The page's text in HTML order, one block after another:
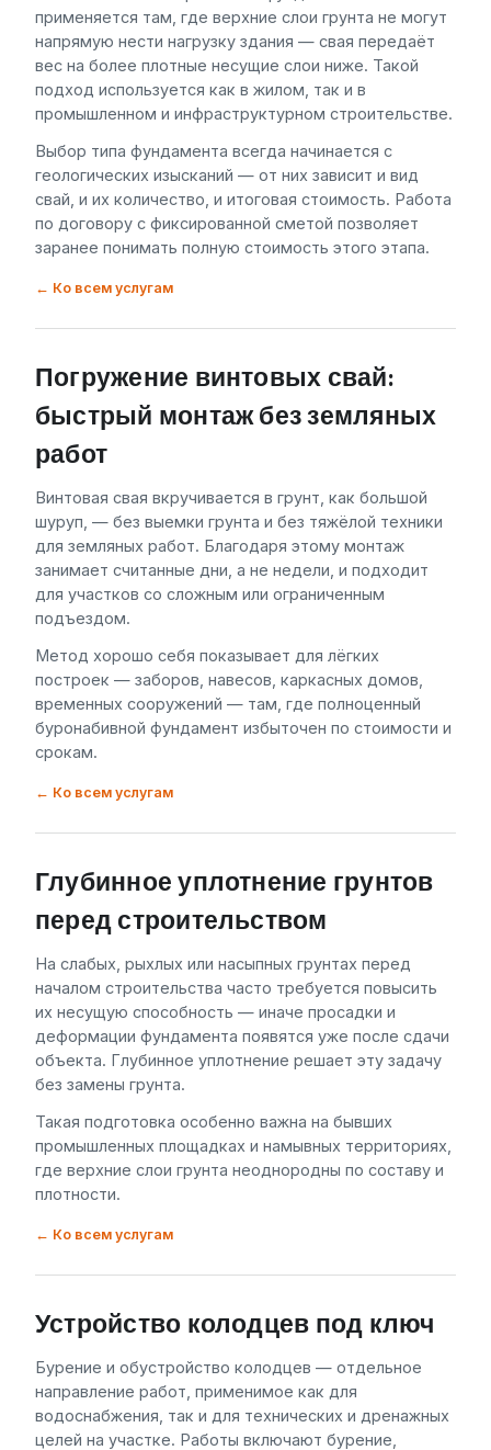
применяется там, где верхние слои грунта не могут
напрямую нести нагрузку здания — свая передаёт
вес на более плотные несущие слои ниже. Такой
подход используется как в жилом, так и в
промышленном и инфраструктурном строительстве.
Выбор типа фундамента всегда начинается с
геологических изысканий — от них зависит и вид
свай, и их количество, и итоговая стоимость. Работа
по договору с фиксированной сметой позволяет
заранее понимать полную стоимость этого этапа.
← Ко всем услугам
Погружение винтовых свай:
быстрый монтаж без земляных
работ
Винтовая свая вкручивается в грунт, как большой
шуруп, — без выемки грунта и без тяжёлой техники
для земляных работ. Благодаря этому монтаж
занимает считанные дни, а не недели, и подходит
для участков со сложным или ограниченным
подъездом.
Метод хорошо себя показывает для лёгких
построек — заборов, навесов, каркасных домов,
временных сооружений — там, где полноценный
буронабивной фундамент избыточен по стоимости и
срокам.
← Ко всем услугам
Глубинное уплотнение грунтов
перед строительством
На слабых, рыхлых или насыпных грунтах перед
началом строительства часто требуется повысить
их несущую способность — иначе просадки и
деформации фундамента появятся уже после сдачи
объекта. Глубинное уплотнение решает эту задачу
без замены грунта.
Такая подготовка особенно важна на бывших
промышленных площадках и намывных территориях,
где верхние слои грунта неоднородны по составу и
плотности.
← Ко всем услугам
Устройство колодцев под ключ
Бурение и обустройство колодцев — отдельное
направление работ, применимое как для
водоснабжения, так и для технических и дренажных
целей на участке. Работы включают бурение,